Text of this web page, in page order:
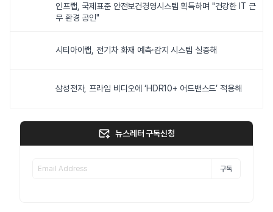
인프랩, 국제표준 안전보건경영시스템 획득하며 "건강한 IT 근
무 환경 공인"
시티아이랩, 전기차 화재 예측·감지 시스템 실증해
삼성전자, 프라임 비디오에 ‘HDR10+ 어드밴스드’ 적용해
뉴스레터 구독신청
구독